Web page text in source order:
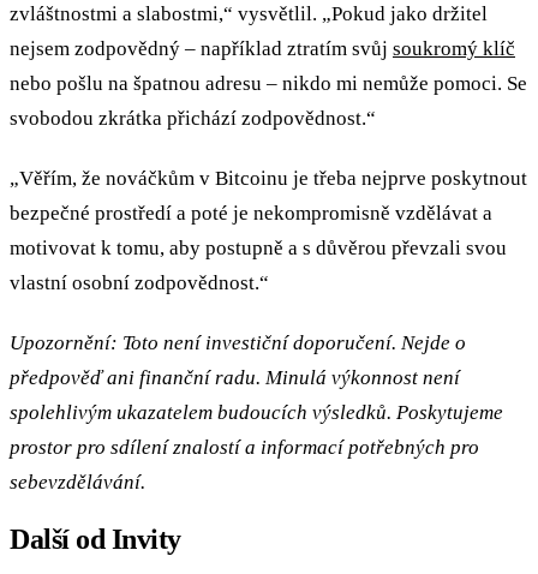
zvláštnostmi a slabostmi,“ vysvětlil. „Pokud jako držitel
nejsem zodpovědný – například ztratím svůj soukromý klíč
nebo pošlu na špatnou adresu – nikdo mi nemůže pomoci. Se
svobodou zkrátka přichází zodpovědnost.“
„Věřím, že nováčkům v Bitcoinu je třeba nejprve poskytnout
bezpečné prostředí a poté je nekompromisně vzdělávat a
motivovat k tomu, aby postupně a s důvěrou převzali svou
vlastní osobní zodpovědnost.“
Upozornění: Toto není investiční doporučení. Nejde o
předpověď ani finanční radu. Minulá výkonnost není
spolehlivým ukazatelem budoucích výsledků. Poskytujeme
prostor pro sdílení znalostí a informací potřebných pro
sebevzdělávání.
Další od Invity